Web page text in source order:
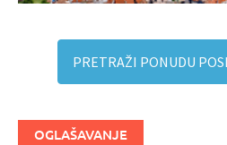
PRETRAŽI PONUDU
OGLAŠAVANJE